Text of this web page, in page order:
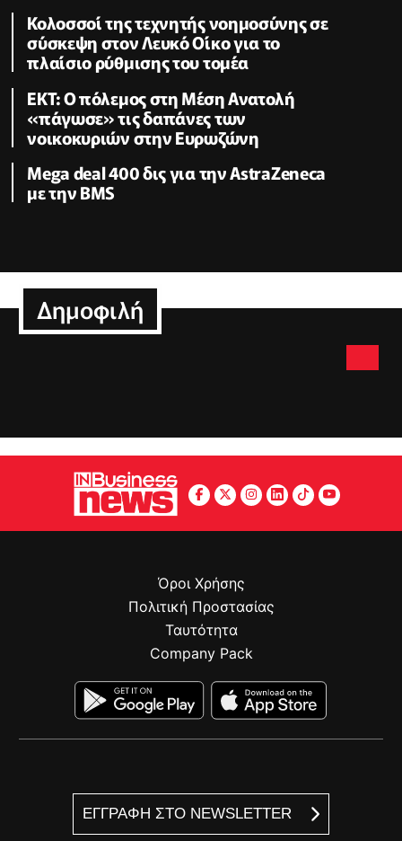
Κολοσσοί της τεχνητής νοημοσύνης σε
σύσκεψη στον Λευκό Οίκο για το
πλαίσιο ρύθμισης του τομέα
ΕΚΤ: Ο πόλεμος στη Μέση Ανατολή
«πάγωσε» τις δαπάνες των
νοικοκυριών στην Ευρωζώνη
Mega deal 400 δις για την AstraZeneca
με την BMS
Δημοφιλή
ΕΓΓΡΑΦΗ ΣΤΟ NEWSLETTER
Όροι Χρήσης
Πολιτική Προστασίας
Ταυτότητα
Company Pack